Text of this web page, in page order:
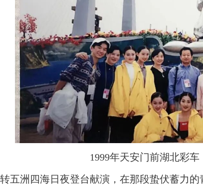
1999年天安门前湖北彩车
五洲四海日夜登台献演，在那段蛰伏蓄力